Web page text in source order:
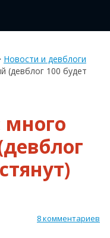
Новости и девблоги
(девблог 100 будет
много
8 комментариев